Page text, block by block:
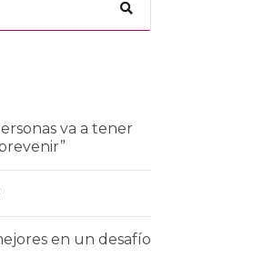
va a tener
en un desafío